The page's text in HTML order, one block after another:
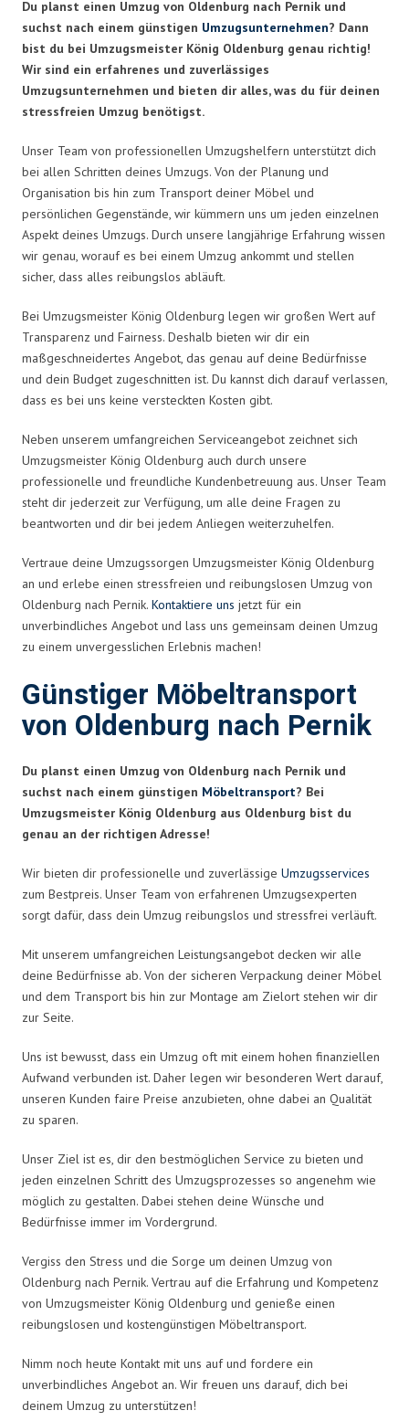
Du planst einen Umzug von Oldenburg nach Pernik und
suchst nach einem günstigen Umzugsunternehmen? Dann
bist du bei Umzugsmeister König Oldenburg genau richtig!
Wir sind ein erfahrenes und zuverlässiges
Umzugsunternehmen und bieten dir alles, was du für deinen
stressfreien Umzug benötigst.
Unser Team von professionellen Umzugshelfern unterstützt dich
bei allen Schritten deines Umzugs. Von der Planung und
Organisation bis hin zum Transport deiner Möbel und
persönlichen Gegenstände, wir kümmern uns um jeden einzelnen
Aspekt deines Umzugs. Durch unsere langjährige Erfahrung wissen
wir genau, worauf es bei einem Umzug ankommt und stellen
sicher, dass alles reibungslos abläuft.
Bei Umzugsmeister König Oldenburg legen wir großen Wert auf
Transparenz und Fairness. Deshalb bieten wir dir ein
maßgeschneidertes Angebot, das genau auf deine Bedürfnisse
und dein Budget zugeschnitten ist. Du kannst dich darauf verlassen,
dass es bei uns keine versteckten Kosten gibt.
Neben unserem umfangreichen Serviceangebot zeichnet sich
Umzugsmeister König Oldenburg auch durch unsere
professionelle und freundliche Kundenbetreuung aus. Unser Team
steht dir jederzeit zur Verfügung, um alle deine Fragen zu
beantworten und dir bei jedem Anliegen weiterzuhelfen.
Vertraue deine Umzugssorgen Umzugsmeister König Oldenburg
an und erlebe einen stressfreien und reibungslosen Umzug von
Oldenburg nach Pernik. Kontaktiere uns jetzt für ein
unverbindliches Angebot und lass uns gemeinsam deinen Umzug
zu einem unvergesslichen Erlebnis machen!
Günstiger Möbeltransport
von Oldenburg nach Pernik
Du planst einen Umzug von Oldenburg nach Pernik und
suchst nach einem günstigen Möbeltransport? Bei
Umzugsmeister König Oldenburg aus Oldenburg bist du
genau an der richtigen Adresse!
Wir bieten dir professionelle und zuverlässige Umzugsservices
zum Bestpreis. Unser Team von erfahrenen Umzugsexperten
sorgt dafür, dass dein Umzug reibungslos und stressfrei verläuft.
Mit unserem umfangreichen Leistungsangebot decken wir alle
deine Bedürfnisse ab. Von der sicheren Verpackung deiner Möbel
und dem Transport bis hin zur Montage am Zielort stehen wir dir
zur Seite.
Uns ist bewusst, dass ein Umzug oft mit einem hohen finanziellen
Aufwand verbunden ist. Daher legen wir besonderen Wert darauf,
unseren Kunden faire Preise anzubieten, ohne dabei an Qualität
zu sparen.
Unser Ziel ist es, dir den bestmöglichen Service zu bieten und
jeden einzelnen Schritt des Umzugsprozesses so angenehm wie
möglich zu gestalten. Dabei stehen deine Wünsche und
Bedürfnisse immer im Vordergrund.
Vergiss den Stress und die Sorge um deinen Umzug von
Oldenburg nach Pernik. Vertrau auf die Erfahrung und Kompetenz
von Umzugsmeister König Oldenburg und genieße einen
reibungslosen und kostengünstigen Möbeltransport.
Nimm noch heute Kontakt mit uns auf und fordere ein
unverbindliches Angebot an. Wir freuen uns darauf, dich bei
deinem Umzug zu unterstützen!